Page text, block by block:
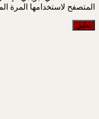
المتصفح لاستخدامها المرة